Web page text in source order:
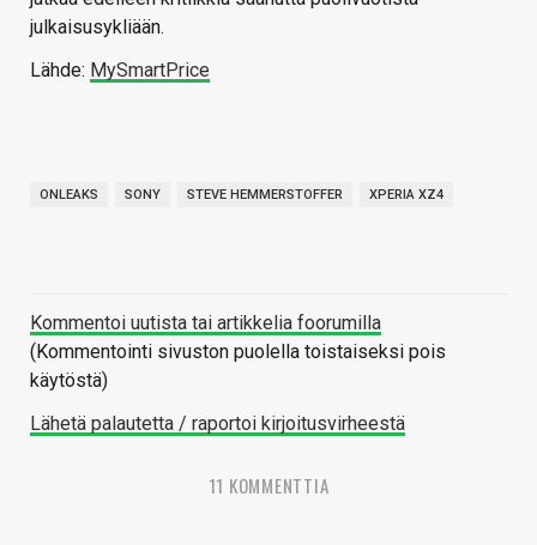
julkaisusykliään.
Lähde: MySmartPrice
ONLEAKS SONY STEVE HEMMERSTOFFER XPERIA XZ4
Kommentoi uutista tai artikkelia foorumilla
(Kommentointi sivuston puolella toistaiseksi pois
käytöstä)
Lähetä palautetta / raportoi kirjoitusvirheestä
11 KOMMENTTIA